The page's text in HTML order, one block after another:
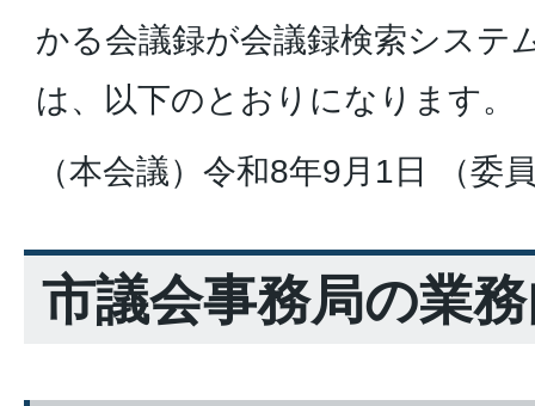
かる会議録が会議録検索システ
は、以下のとおりになります。
（本会議）令和8年9月1日 （委
市議会事務局の業